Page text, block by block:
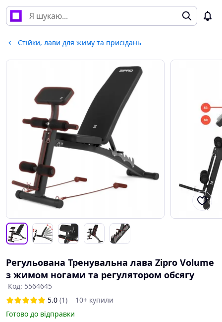
Стійки, лави для жиму та присідань
Регульована Тренувальна лава Zipro Volume
з жимом ногами та регулятором обсягу
Код: 5564645
5.0 (1)
10+ купили
Готово до відправки